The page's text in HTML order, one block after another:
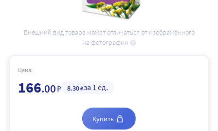
Внешний вид товара может отличаться от изображённого
на фотографии
Цена:
166.00₽ 8.30₽за 1 ед.
Купить